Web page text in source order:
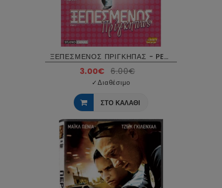
ΞΕΠΕΣΜΕΝΟΣ ΠΡΙΓΚΗΠΑΣ - PEOPLE DVD USED
3.00€ 6.00€
✓Διαθέσιμο
ΣΤΟ ΚΑΛΑΘΙ